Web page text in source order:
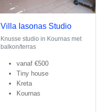
Villa Iasonas Studio
Knusse studio in Kournas met
balkon/terras
vanaf €500
Tiny house
Kreta
Kournas